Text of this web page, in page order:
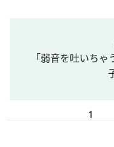
「弱音を吐いち
1